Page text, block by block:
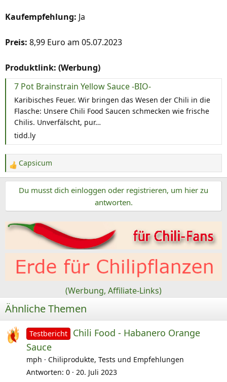
Kaufempfehlung: Ja
Preis: 8,99 Euro am 05.07.2023
Produktlink: (Werbung)
7 Pot Brainstrain Yellow Sauce -BIO-
Karibisches Feuer. Wir bringen das Wesen der Chili in die
Flasche: Unsere Chili Food Saucen schmecken wie frische
Chilis. Unverfälscht, pur…
tidd.ly
R
e
t
i
Capsicum
Du musst dich einloggen oder registrieren, um hier zu
antworten.
(Werbung, Affiliate-Links)
Ähnliche Themen
Testbericht
Chili Food - Habanero Orange
Sauce
mph
Chiliprodukte, Tests und Empfehlungen
Antworten 0 20. Juli 2023